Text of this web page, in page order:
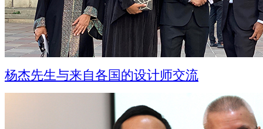
杨杰先生与来自各国的设计师交流